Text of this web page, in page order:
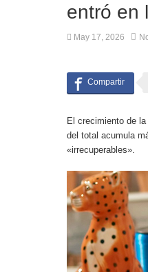
entró en
May 17, 2026
El crecimiento de
del total acumula
«irrecuperables».